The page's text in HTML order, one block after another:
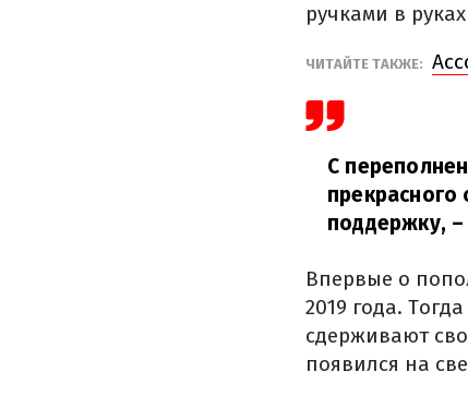
ручками в
ЧИТАЙТЕ ТАКЖЕ:
С
поддержку,
Впервые о
2019 года.
сдерживают
появился на